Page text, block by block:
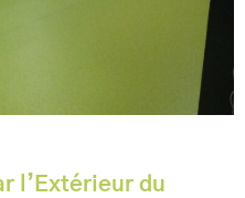
l’Extérieur du